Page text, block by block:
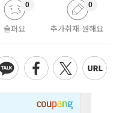
슬퍼요
0
추가취재 원해요
0